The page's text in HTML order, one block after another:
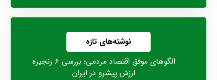
نوشته‌های تازه
الگوهای موفق اقتصاد مردمی؛ بررسی ۶ زنجیره
ارزش پیشرو در ایران